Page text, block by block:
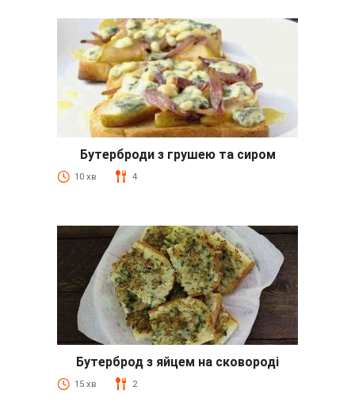
Бутерброди з грушею та сиром
10 хв 4
Бутерброд з яйцем на сковороді
15 хв 2